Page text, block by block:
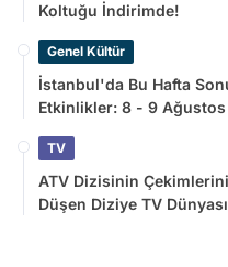
Koltuğu İndirimde!
Genel Kültür
İstanbul'da Bu Hafta
Etkinlikler: 8 - 9
TV
ATV Dizisinin
Düşen Diziye TV